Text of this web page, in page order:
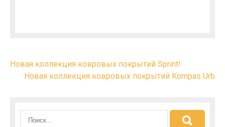
Н
Новая коллекция ковровых покрытий Sprint!
Новая коллекция ковровых покрытий Kompas Urb